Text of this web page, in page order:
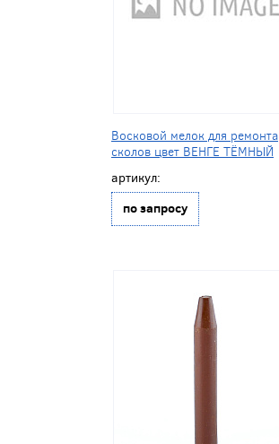
Восковой мелок для ремонта
сколов цвет ВЕНГЕ ТЁМНЫЙ
артикул:
по запросу